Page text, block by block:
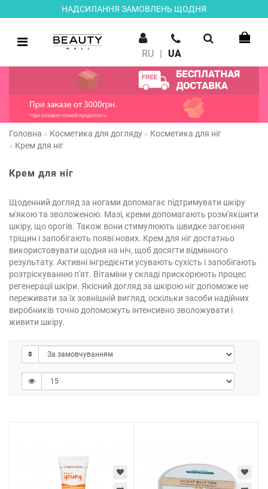
НАДСИЛАННЯ ЗАМОВЛЕНЬ ЩОДНЯ
RU | UA
Головна Косметика для догляду
Косметика для ніг
Крем для ніг
Крем для ніг
Щоденний догляд за ногами допомагає підтримувати шкіру
м'якою та зволоженою. Мазі, креми допомагають розм'якшити
шкіру, що орогів. Також вони стимулюють швидке загоєння
тріщин і запобігають появі нових. Крем для ніг достатньо
використовувати щодня на ніч, щоб досягти відмінного
результату. Активні інгредієнти усувають сухість і запобігають
розтріскуванню п'ят. Вітаміни у складі прискорюють процес
регенерації шкіри. Якісний догляд за шкірою ніг допоможе не
переживати за їх зовнішній вигляд, оскільки засоби надійних
виробників точно допоможуть інтенсивно зволожувати і
живити шкіру.